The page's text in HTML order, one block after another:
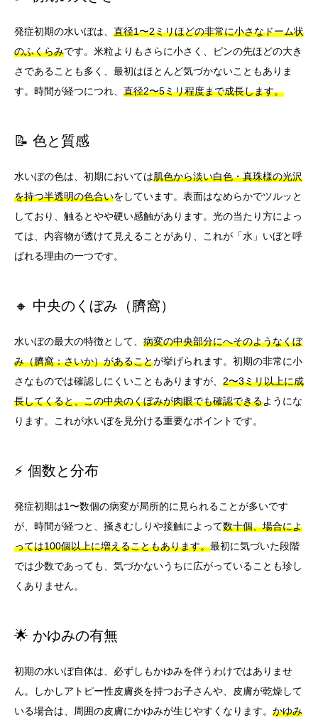
発症初期の水いぼは、 直径1〜2ミリほどの非常に小さなドーム状
のふくらみです。米粒よりもさらに小さく、ピンの先ほどの大き
さであることも多く、最初はほとんど気づかないこともありま
す。時間が経つにつれ、 直径2〜5ミリ程度まで成長します。
📝 色と質感
水いぼの色は、初期においては肌色から淡い白色・真珠様の光沢
を持つ半透明の色合いをしています。表面はなめらかでツルッと
しており、触るとやや硬い感触があります。光の当たり方によっ
ては、内容物が透けて見えることがあり、これが「水」いぼと呼
ばれる理由の一つです。
🔸 中央のくぼみ（臍窩）
水いぼの最大の特徴として、 病変の中央部分にへそのようなくぼ
み（臍窩：さいか）があることが挙げられます。初期の非常に小
さなものでは確認しにくいこともありますが、 2〜3ミリ以上に成
長してくると、この中央のくぼみが肉眼でも確認できるようにな
ります。これが水いぼを見分ける重要なポイントです。
⚡ 個数と分布
発症初期は1〜数個の病変が局所的に見られることが多いです
が、時間が経つと、掻きむしりや接触によって数十個、場合によ
っては100個以上に増えることもあります。最初に気づいた段階
では少数であっても、気づかないうちに広がっていることも珍し
くありません。
🌟 かゆみの有無
初期の水いぼ自体は、必ずしもかゆみを伴うわけではありませ
ん。しかしアトピー性皮膚炎を持つお子さんや、皮膚が乾燥して
いる場合は、周囲の皮膚にかゆみが生じやすくなります。 かゆみ